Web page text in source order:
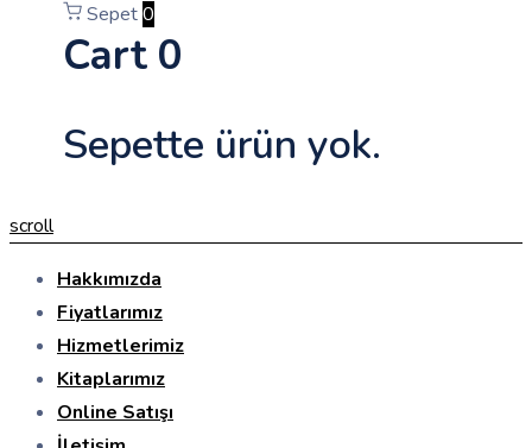
Sepet0
Cart 0
Sepette ürün yok.
scroll
Hakkımızda
Fiyatlarımız
Hizmetlerimiz
Kitaplarımız
Online Satışı